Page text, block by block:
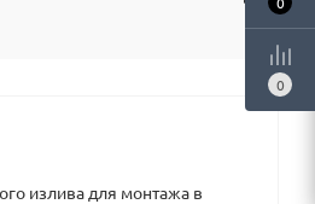
излива для монтажа в
0